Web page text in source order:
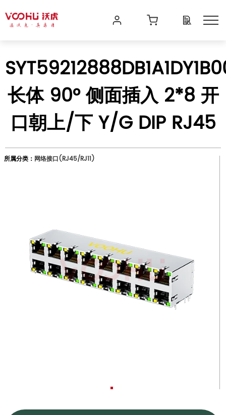
长体 90° 侧面插入 2*8 开
口朝上/下 Y/G DIP RJ45
所属分类： 网络接口(RJ45/RJ11)